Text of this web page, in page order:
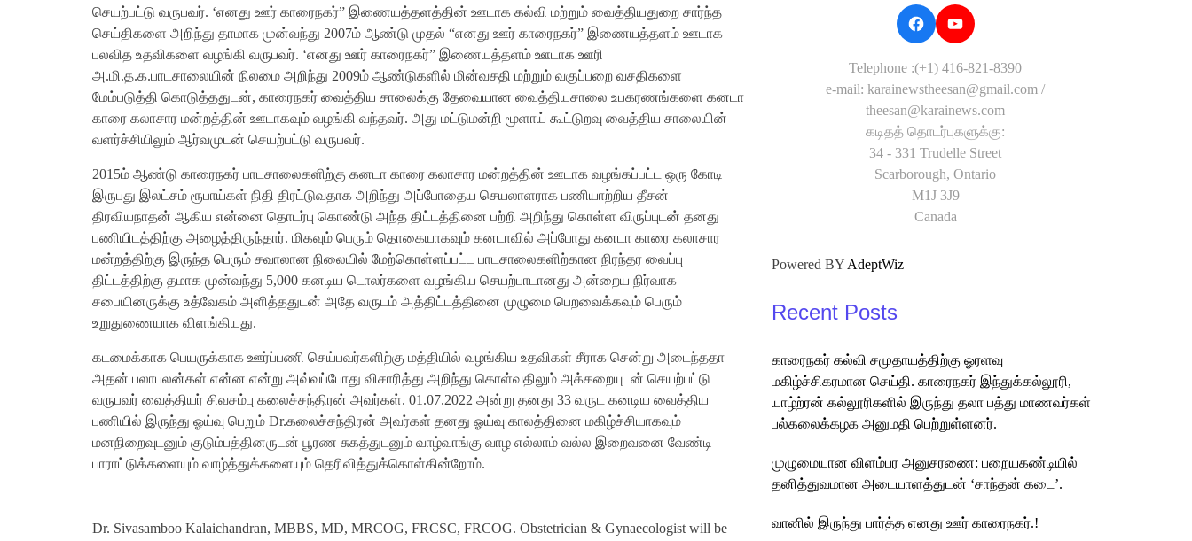
செயற்பட்டு வருபவர். ‘எனது ஊர் காரைநகர்” இணையத்தளத்தின் ஊடாக கல்வி மற்றும் வைத்தியதுறை சார்ந்த
செய்திகளை அறிந்து தாமாக முன்வந்து 2007ம் ஆண்டு முதல் “எனது ஊர் காரைநகர்” இணையத்தளம் ஊடாக
பலவித உதவிகளை வழங்கி வருபவர். ‘எனது ஊர் காரைநகர்” இணையத்தளம் ஊடாக ஊரி
அ.மி.த.க.பாடசாலையின் நிலமை அறிந்து 2009ம் ஆண்டுகளில் மின்வசதி மற்றும் வகுப்பறை வசதிகளை
மேம்படுத்தி கொடுத்ததுடன், காரைநகர் வைத்திய சாலைக்கு தேவையான வைத்தியசாலை உபகரணங்களை கனடா
காரை கலாசார மன்றத்தின் ஊடாகவும் வழங்கி வந்தவர். அது மட்டுமன்றி மூளாய் கூட்டுறவு வைத்திய சாலையின்
வளர்ச்சியிலும் ஆர்வமுடன் செயற்பட்டு வருபவர்.
2015ம் ஆண்டு காரைநகர் பாடசாலைகளிற்கு கனடா காரை கலாசார மன்றத்தின் ஊடாக வழங்கப்பட்ட ஒரு கோடி
இருபது இலட்சம் ரூபாய்கள் நிதி திரட்டுவதாக அறிந்து அப்போதைய செயலாளராக பணியாற்றிய தீசன்
திரவியநாதன் ஆகிய என்னை தொடர்பு கொண்டு அந்த திட்டத்தினை பற்றி அறிந்து கொள்ள விருப்புடன் தனது
பணியிடத்திற்கு அழைத்திருந்தார். மிகவும் பெரும் தொகையாகவும் கனடாவில் அப்போது கனடா காரை கலாசார
மன்றத்திற்கு இருந்த பெரும் சவாலான நிலையில் மேற்கொள்ளப்பட்ட பாடசாலைகளிற்கான நிரந்தர வைப்பு
திட்டத்திற்கு தமாக முன்வந்து 5,000 கனடிய டொலர்களை வழங்கிய செயற்பாடானது அன்றைய நிர்வாக
சபையினருக்கு உத்வேகம் அளித்ததுடன் அதே வருடம் அத்திட்டத்தினை முழுமை பெறவைக்கவும் பெரும்
உறுதுணையாக விளங்கியது.
கடமைக்காக பெயருக்காக ஊர்ப்பணி செய்பவர்களிற்கு மத்தியில் வழங்கிய உதவிகள் சீராக சென்று அடைந்ததா
அதன் பலாபலன்கள் என்ன என்று அவ்வப்போது விசாரித்து அறிந்து கொள்வதிலும் அக்கறையுடன் செயற்பட்டு
வருபவர் வைத்தியர் சிவசம்பு கலைச்சந்திரன் அவர்கள். 01.07.2022 அன்று தனது 33 வருட கனடிய வைத்திய
பணியில் இருந்து ஓய்வு பெறும் Dr.கலைச்சந்திரன் அவர்கள் தனது ஓய்வு காலத்தினை மகிழ்ச்சியாகவும்
மனநிறைவுடனும் குடும்பத்தினருடன் பூரண சுகத்துடனும் வாழ்வாங்கு வாழ எல்லாம் வல்ல இறைவனை வேண்டி
பாராட்டுக்களையும் வாழ்த்துக்களையும் தெரிவித்துக்கொள்கின்றோம்.
Dr. Sivasamboo Kalaichandran, MBBS, MD, MRCOG, FRCSC, FRCOG. Obstetrician & Gynaecologist will be
Telephone :(+1) 416-821-8390
e-mail: karainewstheesan@gmail.com /
theesan@karainews.com
கடிதத் தொடர்புகளுக்கு:
34 - 331 Trudelle Street
Scarborough, Ontario
M1J 3J9
Canada
Powered BY AdeptWiz
Recent Posts
காரைநகர் கல்வி சமுதாயத்திற்கு ஓரளவு
மகிழ்ச்சிகரமான செய்தி. காரைநகர் இந்துக்கல்லூரி,
யாழ்ற்ரன் கல்லூரிகளில் இருந்து தலா பத்து மாணவர்கள்
பல்கலைக்கழக அனுமதி பெற்றுள்ளனர்.
முழுமையான விளம்பர அனுசரணை: பறையகண்டியில்
தனித்துவமான அடையாளத்துடன் ‘சாந்தன் கடை’.
வானில் இருந்து பார்த்த எனது ஊர் காரைநகர்.!